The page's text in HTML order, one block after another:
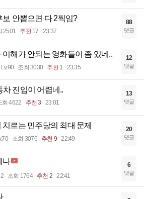
보 안뽑으면 다 2찍임?
2501 추천 17 23:37
88
댓글
이해가 안되는 영화들이 좀 있네..
Lv.90 조회 3030 추천 1 23:35
12
댓글
차 진입이 어렵네..
회 4622 추천 3 23:01
13
댓글
치르는 민주당의 최대 문제
조회 3076 추천 9 22:49
20
댓글
나
조회 1764 추천 2 22:41
6
댓글